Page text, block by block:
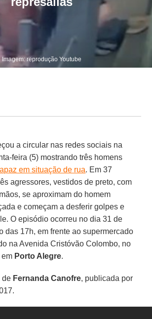
Imagem: reprodução Youtube
a circular nas redes sociais na
feira (5) mostrando três homens
em situação de rua. Em 37
agressores, vestidos de preto, com
se aproximam do homem
e começam a desferir golpes e
O episódio ocorreu no dia 31 de
das 17h, em frente ao supermercado
na Avenida Cristóvão Colombo, no
em Porto Alegre.
de Fernanda Canofre, publicada por